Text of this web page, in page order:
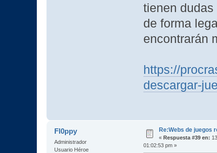
tienen
de forma
encontrarán
https://
descargar-
Fl0ppy
Administrador
Usuario Héroe
Re:Webs de juegos
« Respuesta #39 en:
01:02:53 pm »